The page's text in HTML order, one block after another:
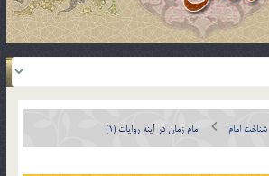
شناخت امام امام زمان در آينه روايات (1)